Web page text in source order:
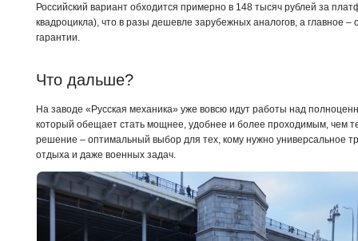
Российский вариант обходится примерно в 148 тысяч рублей за
квадроцикла), что в разы дешевле зарубежных аналогов, а главное –
гарантии.
Что дальше?
На заводе «Русская механика» уже вовсю идут работы над
который обещает стать мощнее, удобнее и более проходимым, чем
решение – оптимальный выбор для тех, кому нужно универсальное
отдыха и даже военных задач.